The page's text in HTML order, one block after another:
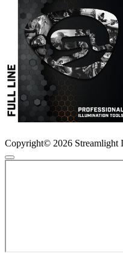
Copyright© 2026 Streamlight